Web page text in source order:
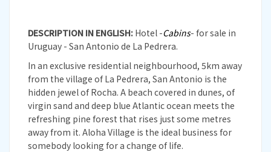
DESCRIPTION IN ENGLISH: Hotel -Cabins- for sale in
Uruguay - San Antonio de La Pedrera.
In an exclusive residential neighbourhood, 5km away
from the village of La Pedrera, San Antonio is the
hidden jewel of Rocha. A beach covered in dunes, of
virgin sand and deep blue Atlantic ocean meets the
refreshing pine forest that rises just some metres
away from it. Aloha Village is the ideal business for
somebody looking for a change of life.